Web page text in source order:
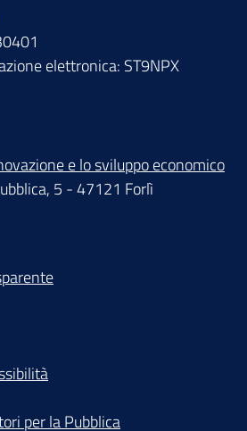
elettronica: ST9NPX
e lo sviluppo economico
5 - 47121 Forlì
per la Pubblica